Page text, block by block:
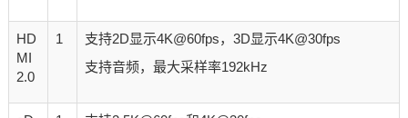
HD
MI
2.0
1
支持2D显示4K@60fps，3D显示4K@30fps
支持音频，最大采样率192kHz